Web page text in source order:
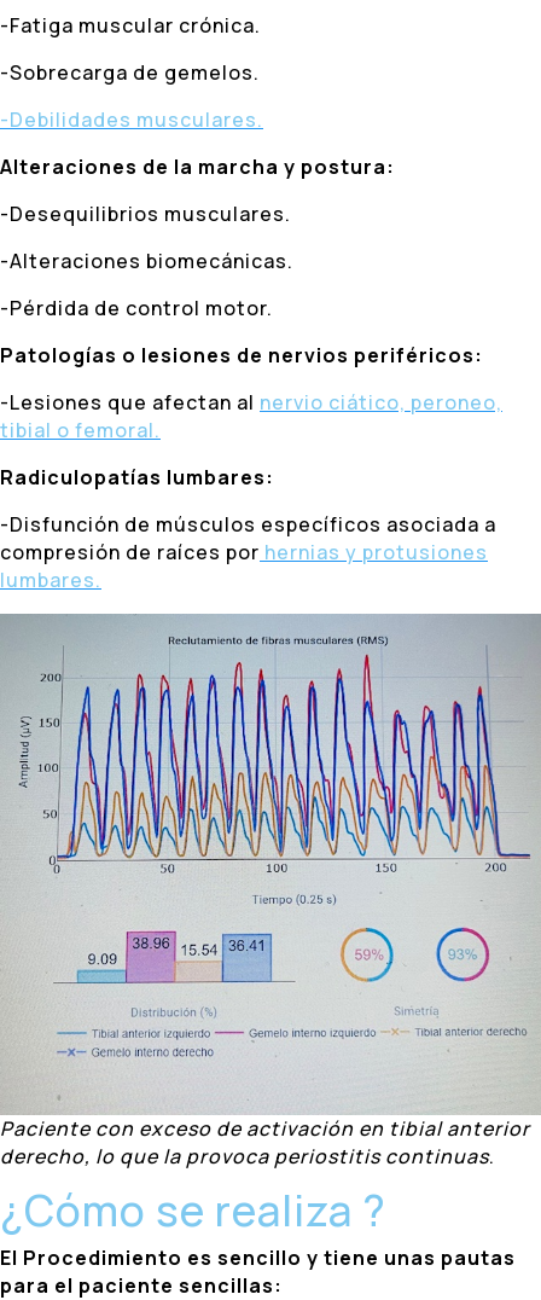
-Fatiga muscular crónica.
-Sobrecarga de gemelos.
-Debilidades musculares.
Alteraciones de la marcha y postura:
-Desequilibrios musculares.
-Alteraciones biomecánicas.
-Pérdida de control motor.
Patologías o lesiones de nervios periféricos:
-Lesiones que afectan al nervio ciático, peroneo,
tibial o femoral.
Radiculopatías lumbares:
-Disfunción de músculos específicos asociada a
compresión de raíces por hernias y protusiones
lumbares.
Paciente con exceso de activación en tibial anterior
derecho, lo que la provoca periostitis continuas.
¿Cómo se realiza ?
El Procedimiento es sencillo y tiene unas pautas
para el paciente sencillas: